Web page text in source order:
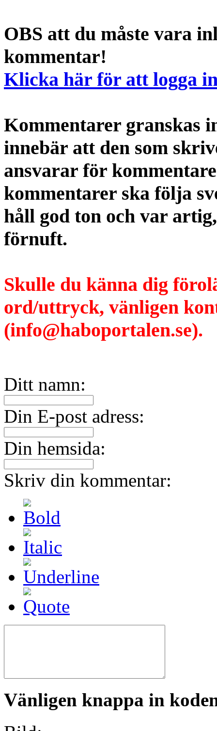
OBS att du måste vara
kommentar!
Klicka här för att logga
Kommentarer granskas
innebär att den som
ansvarar för
kommentarer ska följa
håll god ton och var
förnuft.
Skulle du känna dig
ord/uttryck, vänligen
(info@haboportalen.se).
Ditt namn:
Din E-post adress:
Din hemsida:
Skriv din kommentar:
Vänligen knappa in